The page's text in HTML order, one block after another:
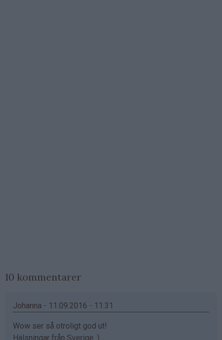
10 kommentarer
Johanna - 11.09.2016 - 11:31
Wow ser så otroligt god ut!
Hälsningar från Sverige :)